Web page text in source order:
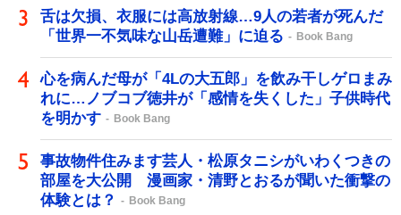
舌は欠損、衣服には高放射線…9人の若者が死んだ
「世界一不気味な山岳遭難」に迫る
Book Bang
心を病んだ母が「4Lの大五郎」を飲み干しゲロまみ
れに…ノブコブ徳井が「感情を失くした」子供時代
を明かす
Book Bang
事故物件住みます芸人・松原タニシがいわくつきの
部屋を大公開 漫画家・清野とおるが聞いた衝撃の
体験とは？
Book Bang